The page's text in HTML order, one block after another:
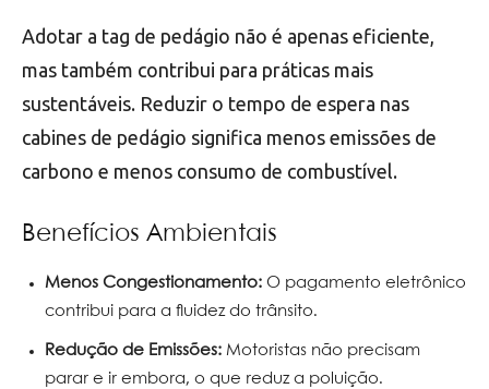
Adotar a tag de pedágio não é apenas eficiente,
mas também contribui para práticas mais
sustentáveis. Reduzir o tempo de espera nas
cabines de pedágio significa menos emissões de
carbono e menos consumo de combustível.
Benefícios Ambientais
Menos Congestionamento: O pagamento eletrônico
contribui para a fluidez do trânsito.
Redução de Emissões: Motoristas não precisam
parar e ir embora, o que reduz a poluição.